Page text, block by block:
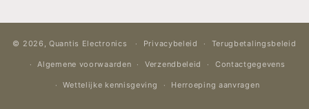
© 2026,Quantis Electronics Privacybeleid Terugbetalingsbeleid
Algemene voorwaarden Verzendbeleid Contactgegevens
Wettelijke kennisgeving Herroeping aanvragen